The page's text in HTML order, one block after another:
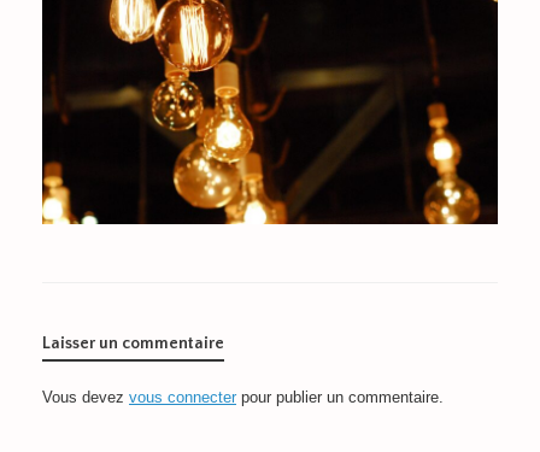
Laisser un commentaire
Vous devez vous connecter pour publier un commentaire.